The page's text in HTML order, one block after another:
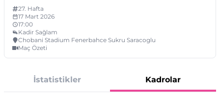
27. Hafta
17 Mart 2026
17:00
Kadir Sağlam
Chobani Stadium Fenerbahce Sukru Saracoglu
Maç Özeti
İstatistikler Kadrolar